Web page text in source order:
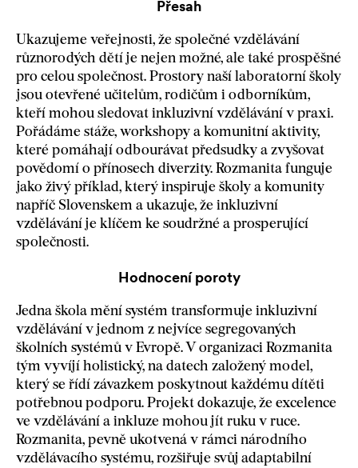
Přesah
Ukazujeme veřejnosti, že společné vzdělávání
různorodých dětí je nejen možné, ale také prospěšné
pro celou společnost. Prostory naší laboratorní školy
jsou otevřené učitelům, rodičům i odborníkům,
kteří mohou sledovat inkluzivní vzdělávání v praxi.
Pořádáme stáže, workshopy a komunitní aktivity,
které pomáhají odbourávat předsudky a zvyšovat
povědomí o přínosech diverzity. Rozmanita funguje
jako živý příklad, který inspiruje školy a komunity
napříč Slovenskem a ukazuje, že inkluzivní
vzdělávání je klíčem ke soudržné a prosperující
společnosti.
Hodnocení poroty
Jedna škola mění systém transformuje inkluzivní
vzdělávání v jednom z nejvíce segregovaných
školních systémů v Evropě. V organizaci Rozmanita
tým vyvíjí holistický, na datech založený model,
který se řídí závazkem poskytnout každému dítěti
potřebnou podporu. Projekt dokazuje, že excelence
ve vzdělávání a inkluze mohou jít ruku v ruce.
Rozmanita, pevně ukotvená v rámci národního
vzdělávacího systému, rozšiřuje svůj adaptabilní